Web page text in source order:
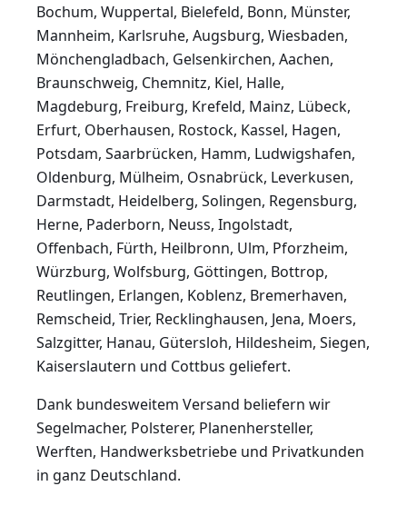
Bochum, Wuppertal, Bielefeld, Bonn, Münster,
Mannheim, Karlsruhe, Augsburg, Wiesbaden,
Mönchengladbach, Gelsenkirchen, Aachen,
Braunschweig, Chemnitz, Kiel, Halle,
Magdeburg, Freiburg, Krefeld, Mainz, Lübeck,
Erfurt, Oberhausen, Rostock, Kassel, Hagen,
Potsdam, Saarbrücken, Hamm, Ludwigshafen,
Oldenburg, Mülheim, Osnabrück, Leverkusen,
Darmstadt, Heidelberg, Solingen, Regensburg,
Herne, Paderborn, Neuss, Ingolstadt,
Offenbach, Fürth, Heilbronn, Ulm, Pforzheim,
Würzburg, Wolfsburg, Göttingen, Bottrop,
Reutlingen, Erlangen, Koblenz, Bremerhaven,
Remscheid, Trier, Recklinghausen, Jena, Moers,
Salzgitter, Hanau, Gütersloh, Hildesheim, Siegen,
Kaiserslautern und Cottbus geliefert.
Dank bundesweitem Versand beliefern wir
Segelmacher, Polsterer, Planenhersteller,
Werften, Handwerksbetriebe und Privatkunden
in ganz Deutschland.